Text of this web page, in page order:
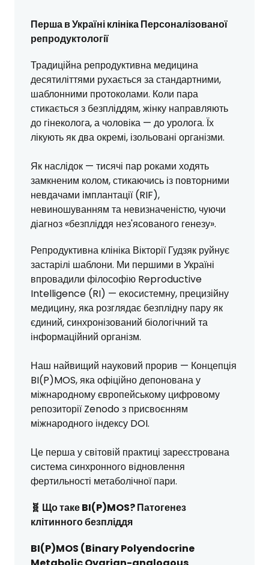
Перша в Україні клініка Персоналізованої
репродуктології
Традиційна репродуктивна медицина
десятиліттями рухається за стандартними,
шаблонними протоколами. Коли пара
стикається з безпліддям, жінку направляють
до гінеколога, а чоловіка — до уролога. Їх
лікують як два окремі, ізольовані організми.
Як наслідок — тисячі пар роками ходять
замкненим колом, стикаючись із повторними
невдачами імплантації (RIF),
невиношуванням та невизначеністю, чуючи
діагноз «безпліддя нез'ясованого генезу».
Репродуктивна клініка Вікторії Гудзяк руйнує
застарілі шаблони. Ми першими в Україні
впровадили філософію Reproductive
Intelligence (RI) — екосистемну, прецизійну
медицину, яка розглядає безплідну пару як
єдиний, синхронізований біологічний та
інформаційний організм.
Наш найвищий науковий прорив — Концепція
BI(P)MOS, яка офіційно депонована у
міжнародному європейському цифровому
репозиторії Zenodo з присвоєнням
міжнародного індексу DOI.
Це перша у світовій практиці зареєстрована
система синхронного відновлення
фертильності метаболічної пари.
🧬 Що таке BI(P)MOS? Патогенез
клітинного безпліддя
BI(P)MOS (Binary Polyendocrine